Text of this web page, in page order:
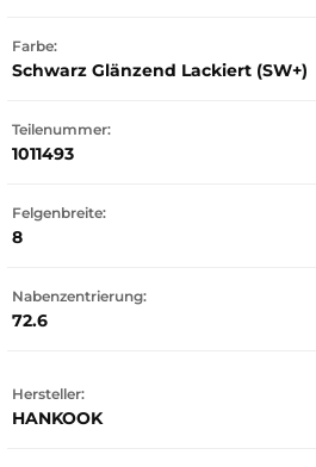
Farbe:
Schwarz Glänzend Lackiert (SW+)
Teilenummer:
1011493
Felgenbreite:
8
Nabenzentrierung:
72.6
Hersteller:
HANKOOK